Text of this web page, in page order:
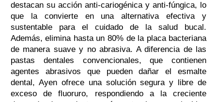
destacan su acción anti-cariogénica y anti-fúngica, lo
que la convierte en una alternativa efectiva y
sustentable para el cuidado de la salud bucal.
Además, elimina hasta un 80% de la placa bacteriana
de manera suave y no abrasiva. A diferencia de las
pastas dentales convencionales, que contienen
agentes abrasivos que pueden dañar el esmalte
dental, Ayen ofrece una solución segura y libre de
exceso de fluoruro, respondiendo a la creciente